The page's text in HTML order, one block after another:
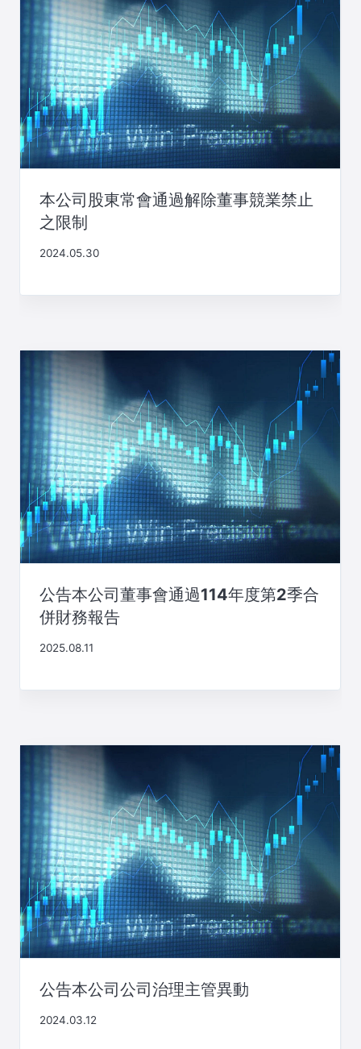
本公司股東常會通過解除董事競業禁止
之限制
2024.05.30
公告本公司董事會通過114年度第2季合
併財務報告
2025.08.11
公告本公司公司治理主管異動
2024.03.12